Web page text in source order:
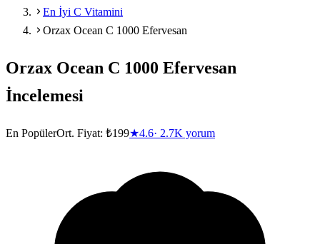
En İyi C Vitamini
Orzax Ocean C 1000 Efervesan
Orzax Ocean C 1000 Efervesan
İncelemesi
En PopülerOrt. Fiyat: ₺199★4.6· 2.7K yorum